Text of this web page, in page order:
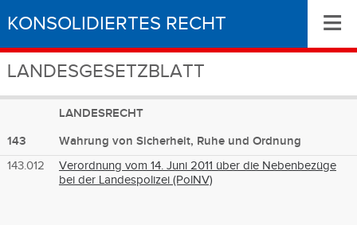
KONSOLIDIERTES RECHT
LANDESGESETZBLATT
≡
LANDESRECHT
143
Wahrung von Sicherheit, Ruhe und Ordnung
143.012
Verordnung vom 14. Juni 2011 über die Nebenbezüge
bei der Landespolizei (PolNV)